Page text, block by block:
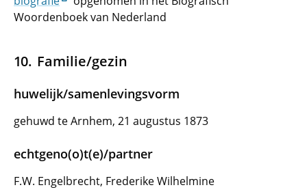
Woordenboek van Nederland
Familie/gezin
huwelijk/samenlevingsvorm
gehuwd te Arnhem, 21 augustus 1873
echtgeno(o)t(e)/partner
F.W. Engelbrecht, Frederike Wilhelmine